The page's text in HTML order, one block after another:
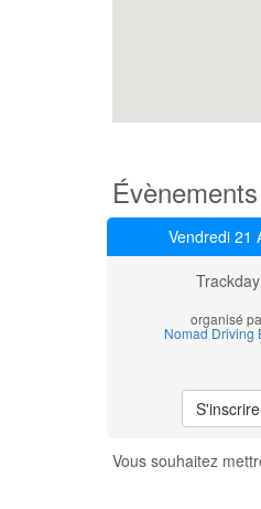
Vendredi 21
Trackday
organisé
Nomad Driving
S'inscrire
Vous souhaitez